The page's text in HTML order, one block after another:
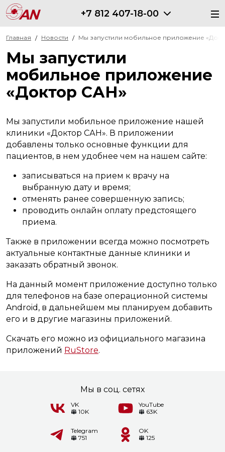
+7 812 407-18-00
Главная Новости Мы запустили мобильное приложение
Мы запустили
мобильное приложение
«‎Доктор САН»‎
Мы запустили мобильное приложение нашей
клиники «‎Доктор САН»‎. В приложении
добавлены только основные функции для
пациентов, в нем удобнее чем на нашем сайте:
записываться на прием к врачу на
выбранную дату и время;
отменять ранее совершенную запись;
проводить онлайн оплату предстоящего
приема.
Также в приложении всегда можно посмотреть
актуальные контактные данные клиники и
заказать обратный звонок.
На данный момент приложение доступно только
для телефонов на базе операционной системы
Android, в дальнейшем мы планируем добавить
его и в другие магазины приложений.
Скачать его можно из официального магазина
приложений RuStore.
Мы в соц. сетях
VK
10K
YouTube
63K
Telegram
751
OK
125